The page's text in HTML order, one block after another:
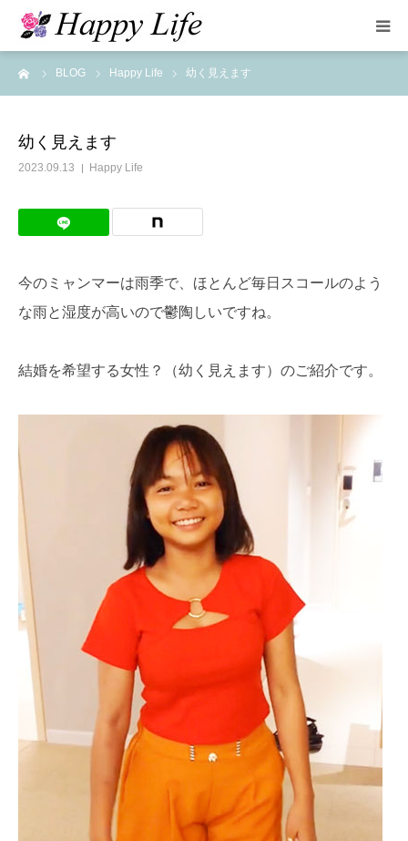
BLOG Happy Life 幼く見えます
幼く見えます
2023.09.13 Happy Life
今のミャンマーは雨季で、ほとんど毎日スコールのよう
な雨と湿度が高いので鬱陶しいですね。
結婚を希望する女性？（幼く見えます）のご紹介です。
HOME
カップル紹介
ブログ